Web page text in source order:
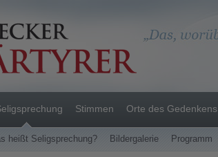
heißt Seligsprechung? Bildergalerie Programm
Stimmen Orte des Gedenkens